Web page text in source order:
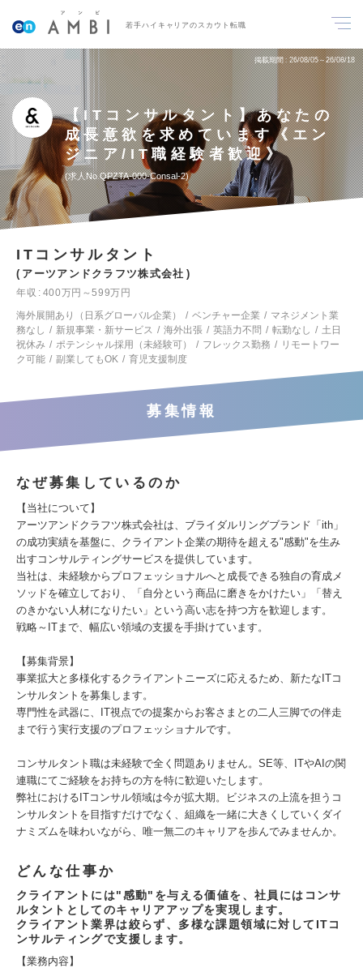
若手ハイキャリアのスカウト転職
掲載期間 26/08/05～26/08/18
【ITコンサルタント】あなたの
成長意欲を求めています《エン
ジニア/IT職経験者歓迎》
求人No.QPZTA-000-Consal-2
ITコンサルタント
アーツアンドクラフツ株式会社
年収
400万円～599万円
海外展開あり（日系グローバル企業）
ベンチャー企業
マネジメント業
務なし
新規事業・新サービス 海外出張 英語力不問 転勤なし
土日
祝休み
ポテンシャル採用（未経験可） フレックス勤務
リモートワー
ク可能
副業してもOK 育児支援制度
募集情報
なぜ募集しているのか
【当社について】
アーツアンドクラフツ株式会社は、ブライダルリングブランド「ith」
の成功実績を基盤に、クライアント企業の期待を超える"感動"を生み
出すコンサルティングサービスを提供しています。
当社は、未経験からプロフェッショナルへと成長できる独自の育成メ
ソッドを確立しており、「自分という商品に磨きをかけたい」「替え
のきかない人材になりたい」という高い志を持つ方を歓迎します。
戦略～ITまで、幅広い領域の支援を手掛けています。
【募集背景】
事業拡大と多様化するクライアントニーズに応えるため、新たなITコ
ンサルタントを募集します。
専門性を武器に、IT視点での提案からお客さまとの二人三脚での伴走
まで行う実行支援のプロフェッショナルです。
コンサルタント職は未経験で全く問題ありません。SE等、ITやAIの関
連職にてご経験をお持ちの方を特に歓迎いたします。
弊社におけるITコンサル領域は今が拡大期。ビジネスの上流を担うコ
ンサルタントを目指すだけでなく、組織を一緒に大きくしていくダイ
ナミズムを味わいながら、唯一無二のキャリアを歩んでみませんか。
どんな仕事か
クライアントには"感動"を与える価値を、社員にはコンサ
ルタントとしてのキャリアアップを実現します。
クライアント業界は絞らず、多様な課題領域に対してITコ
ンサルティングで支援します。
【業務内容】